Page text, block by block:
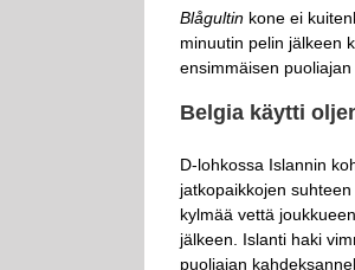
Blågultin kone ei
minuutin pelin jälkeen
ensimmäisen
Belgia käytti
D-lohkossa Islannin
jatkopaikkojen
kylmää vettä
jälkeen. Islanti haki
puoliajan